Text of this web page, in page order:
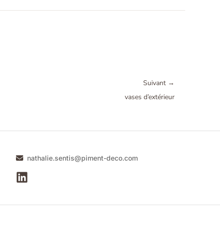
Suivant →
vases d’extérieur
nathalie.sentis@piment-deco.com